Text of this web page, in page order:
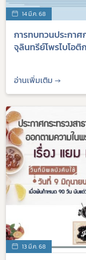
14 มี.ค. 68
การทบทวนประกาศ
จุลินทรีย์โพรไบโอติ
อ่านเพิ่มเติม →
13 มี.ค. 68